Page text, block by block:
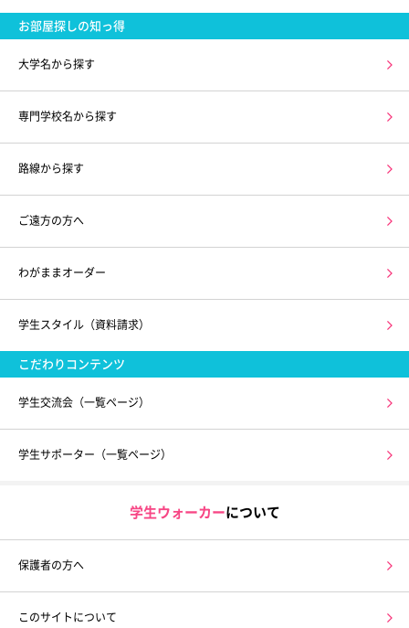
お部屋探しの知っ得
大学名から探す
専門学校名から探す
路線から探す
ご遠方の方へ
わがままオーダー
学生スタイル（資料請求）
こだわりコンテンツ
学生交流会（一覧ページ）
学生サポーター（一覧ページ）
学生ウォーカーについて
保護者の方へ
このサイトについて